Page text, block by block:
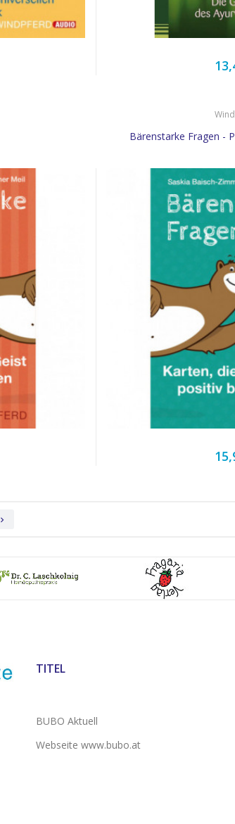
Bärenstarke Fragen -

TITEL
BUBO Aktuell
Webseite www.bubo.at